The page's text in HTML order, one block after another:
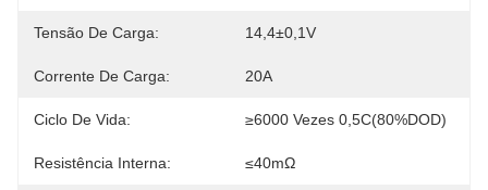
Tensão De Carga: 14,4±0,1V
Corrente De Carga: 20A
Ciclo De Vida: ≥6000 Vezes 0,5C(80%DOD)
Resistência Interna: ≤40mΩ